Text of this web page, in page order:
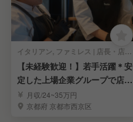
イタリアン, ファミレス | 店長・店長候補
【未経験歓迎！】若手活躍＊安
定した上場企業グループで店長
を目指しませんか？
月収/24~35万円
京都府 京都市西京区